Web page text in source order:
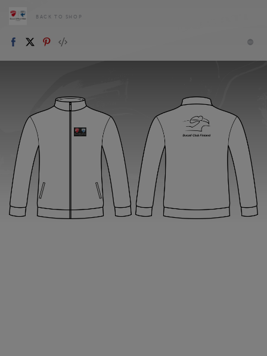
BACK TO SHOP